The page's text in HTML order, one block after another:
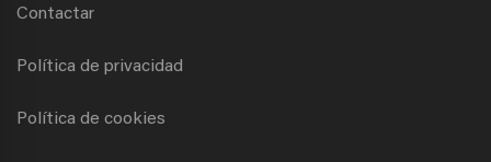
Contactar
Política de privacidad
Política de cookies